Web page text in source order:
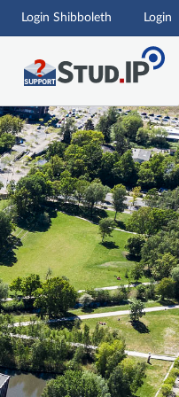
Login Shibboleth Login